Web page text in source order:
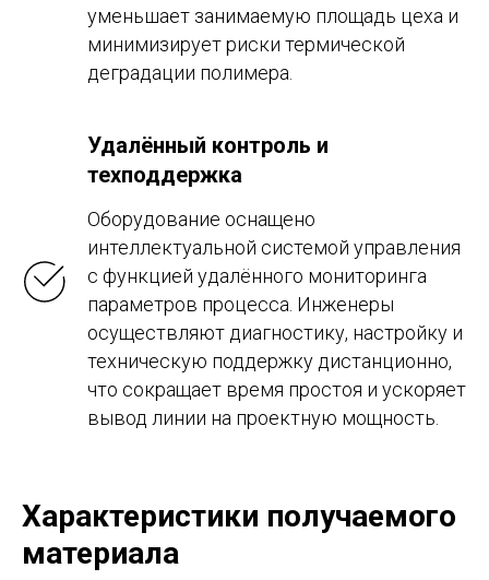
уменьшает занимаемую площадь цеха и
минимизирует риски термической
деградации полимера.
Удалённый контроль и
техподдержка
Оборудование оснащено
интеллектуальной системой управления
с функцией удалённого мониторинга
параметров процесса. Инженеры
осуществляют диагностику, настройку и
техническую поддержку дистанционно,
что сокращает время простоя и ускоряет
вывод линии на проектную мощность.
Характеристики получаемого
материала